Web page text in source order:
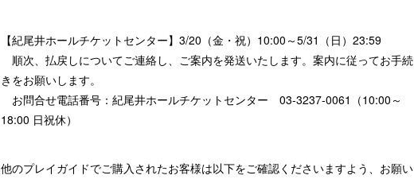
【紀尾井ホールチケットセンター】3/20（金・祝）10:00～5/31（日）23:59
順次、払戻しについてご連絡し、ご案内を発送いたします。案内に従ってお手続
きをお願いします。
お問合せ電話番号：紀尾井ホールチケットセンター 03-3237-0061（10:00～
18:00 日祝休）
他のプレイガイドでご購入されたお客様は以下をご確認くださいますよう、お願い